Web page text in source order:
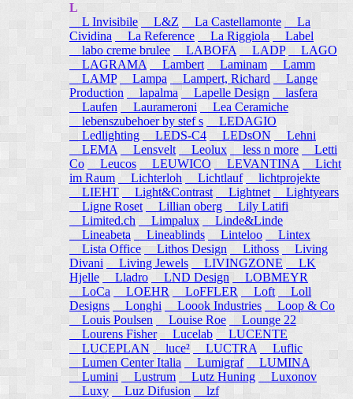
L
L Invisibile
L&Z La Castellamonte
La
Cividina
La Reference La Riggiola
Label
labo creme brulee
LABOFA LADP
LAGO
LAGRAMA
Lambert Laminam
Lamm
LAMP
Lampa Lampert, Richard
Lange
Production
lapalma Lapelle Design
lasfera
Laufen
Laurameroni
Lea Ceramiche
lebenszubehoer by stef s
LEDAGIO
Ledlighting
LEDS-C4 LEDsON
Lehni
LEMA
Lensvelt Leolux less n more
Letti
Co
Leucos LEUWICO LEVANTINA
Licht
im Raum
Lichterloh Lichtlauf lichtprojekte
LIEHT
Light&Contrast Lightnet
Lightyears
Ligne Roset
Lillian oberg
Lily Latifi
Limited.ch
Limpalux
Linde&Linde
Lineabeta
Lineablinds Linteloo
Lintex
Lista Office Lithos Design Lithoss
Living
Divani
Living Jewels LIVINGZONE
LK
Hjelle
Lladro LND Design
LOBMEYR
LoCa
LOEHR LoFFLER Loft
Loll
Designs
Longhi Loook Industries
Loop & Co
Louis Poulsen
Louise Roe
Lounge 22
Lourens Fisher
Lucelab
LUCENTE
LUCEPLAN
luce² LUCTRA
Luflic
Lumen Center Italia
Lumigraf
LUMINA
Lumini
Lustrum Lutz Huning
Luxonov
Luxy
Luz Difusion lzf